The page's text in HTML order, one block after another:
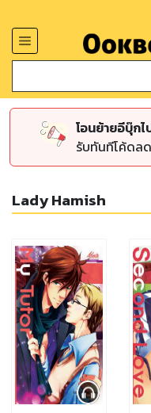
โอนย้ายอีบุ๊ก
รับทันทีโค้ดล
Lady Hamish